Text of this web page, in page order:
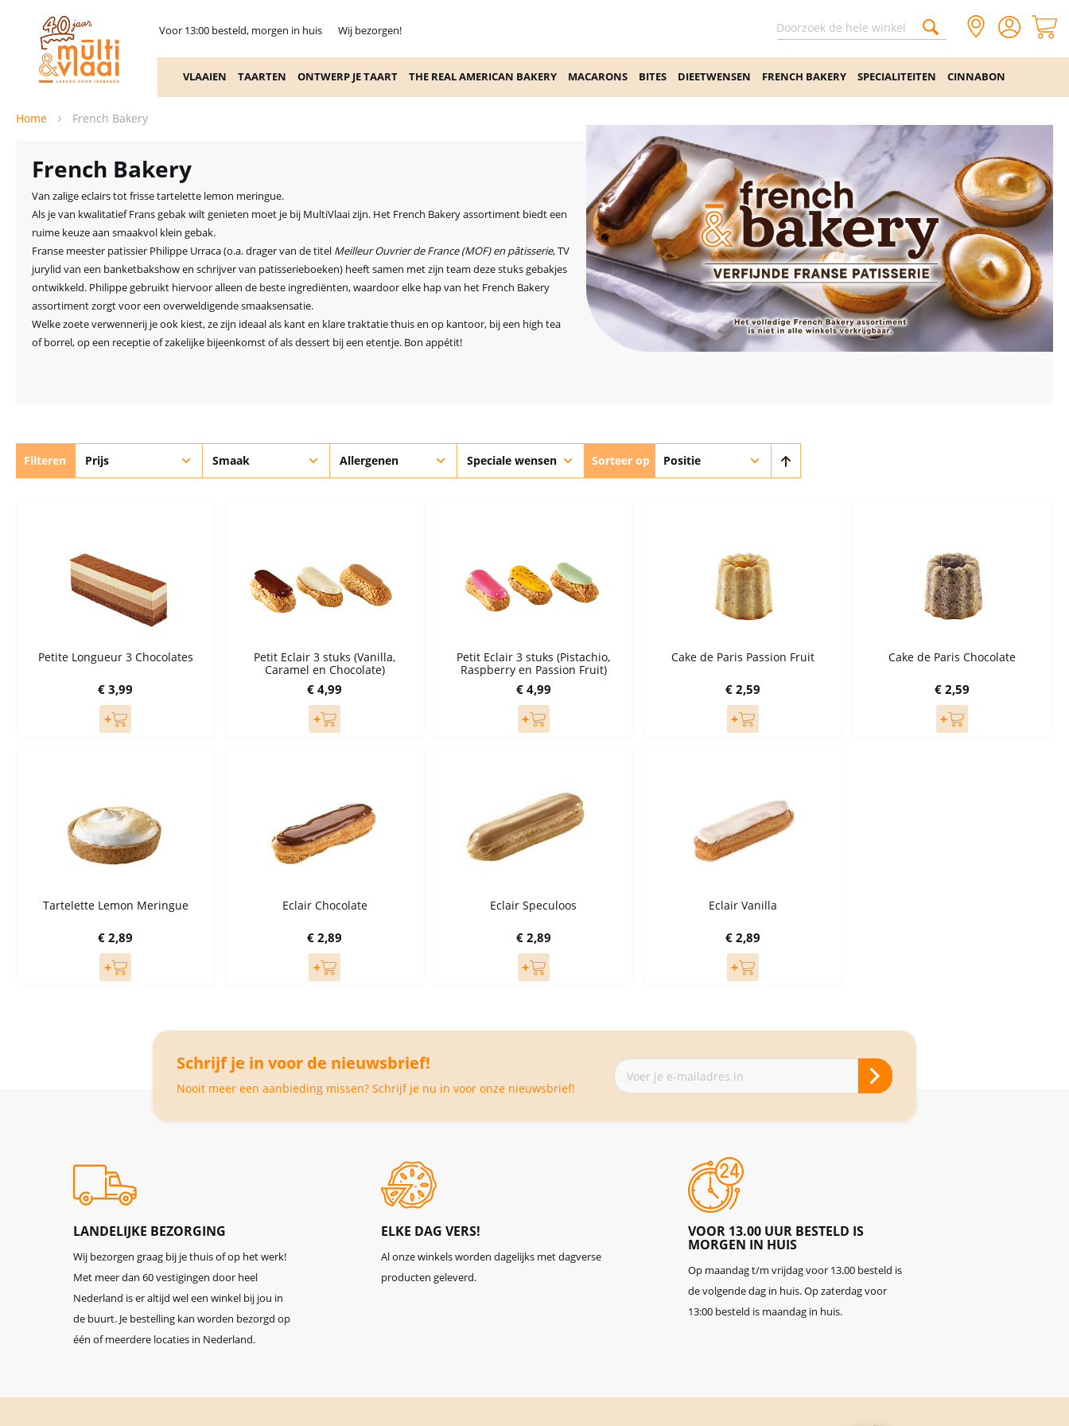
Voor 13:00 besteld, morgen in huis Wij bezorgen!
VLAAIEN TAARTEN ONTWERP JE TAART THE REAL AMERICAN BAKERY MACARONS BITES DIEETWENSEN FRENCH BAKERY SPECIALITEITEN CINNABON
Home French Bakery
French Bakery
Van zalige eclairs tot frisse tartelette lemon meringue.
Als je van kwalitatief Frans gebak wilt genieten moet je bij MultiVlaai zijn. Het French Bakery assortiment biedt een
ruime keuze aan smaakvol klein gebak.
Franse meester patissier Philippe Urraca (o.a. drager van de titel Meilleur Ouvrier de France (MOF) en pâtisserie, TV
jurylid van een banketbakshow en schrijver van patisserieboeken) heeft samen met zijn team deze stuks gebakjes
ontwikkeld. Philippe gebruikt hiervoor alleen de beste ingrediënten, waardoor elke hap van het French Bakery
assortiment zorgt voor een overweldigende smaaksensatie.
Welke zoete verwennerij je ook kiest, ze zijn ideaal als kant en klare traktatie thuis en op kantoor, bij een high tea
of borrel, op een receptie of zakelijke bijeenkomst of als dessert bij een etentje. Bon appétit!
Filteren Prijs Smaak Allergenen Speciale wensen Sorteer op
Petite Longueur 3 Chocolates
€ 3,99
Petit Eclair 3 stuks (Vanilla,
Caramel en Chocolate)
€ 4,99
Petit Eclair 3 stuks (Pistachio,
Raspberry en Passion Fruit)
€ 4,99
Cake de Paris Passion Fruit
€ 2,59
Cake de Paris Chocolate
€ 2,59
Tartelette Lemon Meringue
€ 2,89
Eclair Chocolate
€ 2,89
Eclair Speculoos
€ 2,89
Eclair Vanilla
€ 2,89
Schrijf je in voor de nieuwsbrief!
Nooit meer een aanbieding missen? Schrijf je nu in voor onze nieuwsbrief!
Abonneer
je
onze
LANDELIJKE BEZORGING
Wij bezorgen graag bij je thuis of op het werk!
Met meer dan 60 vestigingen door heel
Nederland is er altijd wel een winkel bij jou in
de buurt. Je bestelling kan worden bezorgd op
één of meerdere locaties in Nederland.
ELKE DAG VERS!
Al onze winkels worden dagelijks met dagverse
producten geleverd.
VOOR 13.00 UUR BESTELD IS
MORGEN IN HUIS
Op maandag t/m vrijdag voor 13.00 besteld is
de volgende dag in huis. Op zaterdag voor
13:00 besteld is maandag in huis.